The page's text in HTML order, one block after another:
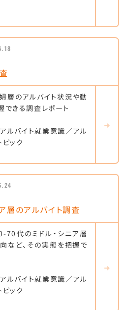
層のアルバイト状況や動
できる調査レポート
ルバイト就業意識／アル
ック
層のアルバイト調査
代のミドル・シニア層
など、その実態を把握で
ルバイト就業意識／アル
ック